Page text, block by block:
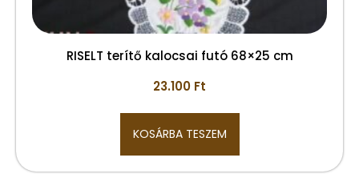
RISELT terítő kalocsai futó 68×25 cm
23.100 Ft
KOSÁRBA TESZEM